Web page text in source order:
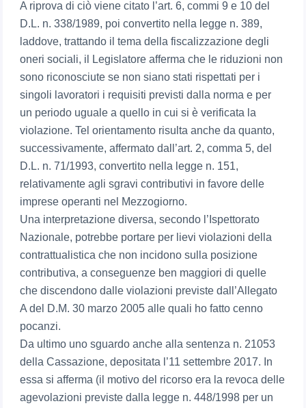
A riprova di ciò viene citato l’art. 6, commi 9 e 10 del
D.L. n. 338/1989, poi convertito nella legge n. 389,
laddove, trattando il tema della fiscalizzazione degli
oneri sociali, il Legislatore afferma che le riduzioni non
sono riconosciute se non siano stati rispettati per i
singoli lavoratori i requisiti previsti dalla norma e per
un periodo uguale a quello in cui si è verificata la
violazione. Tel orientamento risulta anche da quanto,
successivamente, affermato dall’art. 2, comma 5, del
D.L. n. 71/1993, convertito nella legge n. 151,
relativamente agli sgravi contributivi in favore delle
imprese operanti nel Mezzogiorno.
Una interpretazione diversa, secondo l’Ispettorato
Nazionale, potrebbe portare per lievi violazioni della
contrattualistica che non incidono sulla posizione
contributiva, a conseguenze ben maggiori di quelle
che discendono dalle violazioni previste dall’Allegato
A del D.M. 30 marzo 2005 alle quali ho fatto cenno
pocanzi.
Da ultimo uno sguardo anche alla sentenza n. 21053
della Cassazione, depositata l’11 settembre 2017. In
essa si afferma (il motivo del ricorso era la revoca delle
agevolazioni previste dalla legge n. 448/1998 per un